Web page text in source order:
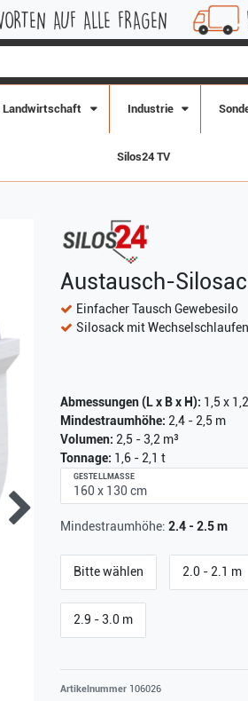
FRAGEN
Landwirtschaft Industrie
Silos24 TV
Austausch-
Einfacher Tausch Gewebesilo
Silosack mit
Abmessungen (L x B x H): 1,5 x
Mindestraumhöhe: 2,4 - 2,5 m
Volumen: 2,5 - 3,2 m³
Tonnage: 1,6 - 2,1 t
GESTELLMASSE
Mindestraumhöhe: 2.4 - 2.5 m
Bitte wählen 2.0 - 2.1 m
2.9 - 3.0 m
Artikelnummer 106026